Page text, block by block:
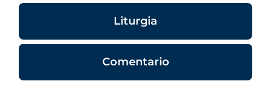
Liturgia
Comentario